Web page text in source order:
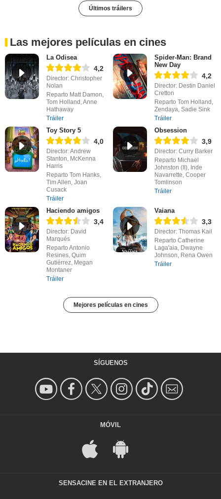
Últimos tráilers
Las mejores películas en cines
La Odisea
4,2
Director: Christopher
Nolan
Reparto Matt Damon,
Tom Holland, Anne
Hathaway
Tráiler
Spider-Man: Brand
New Day
4,2
Director: Destin Daniel
Cretton
Reparto Tom Holland,
Zendaya, Sadie Sink
Tráiler
Toy Story 5
4,0
Director: Andrew
Stanton, McKenna
Harris
Reparto Tom Hanks,
Tim Allen, Joan
Cusack
Tráiler
Obsession
3,9
Director: Curry Barker
Reparto Michael
Johnston (II), Inde
Navarrette, Cooper
Tomlinson
Tráiler
Haciendo amigos
3,4
Director: David
Marqués
Reparto Antonio
Resines, Quim
Gutiérrez, Megan
Montaner
Tráiler
Vaiana
3,3
Director: Thomas Kail
Reparto Catherine
Laga'aia, Dwayne
Johnson, Rena Owen
Tráiler
Mejores películas en cines
SÍGUENOS
MÓVIL
SENSACINE EN EL EXTRANJERO